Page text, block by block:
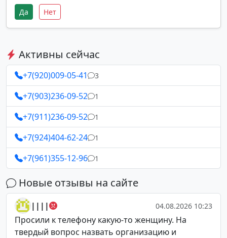
Да Нет
Активны сейчас
+7(920)009-05-41 3
+7(903)236-09-52 1
+7(911)236-09-52 1
+7(924)404-62-24 1
+7(961)355-12-96 1
Новые отзывы на сайте
|||| 04.08.2026 10:23
Просили к телефону какую-то женщину. На
твердый вопрос назвать организацию и